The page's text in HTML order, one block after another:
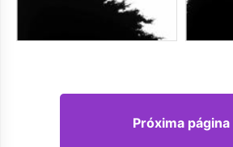
Próxima página